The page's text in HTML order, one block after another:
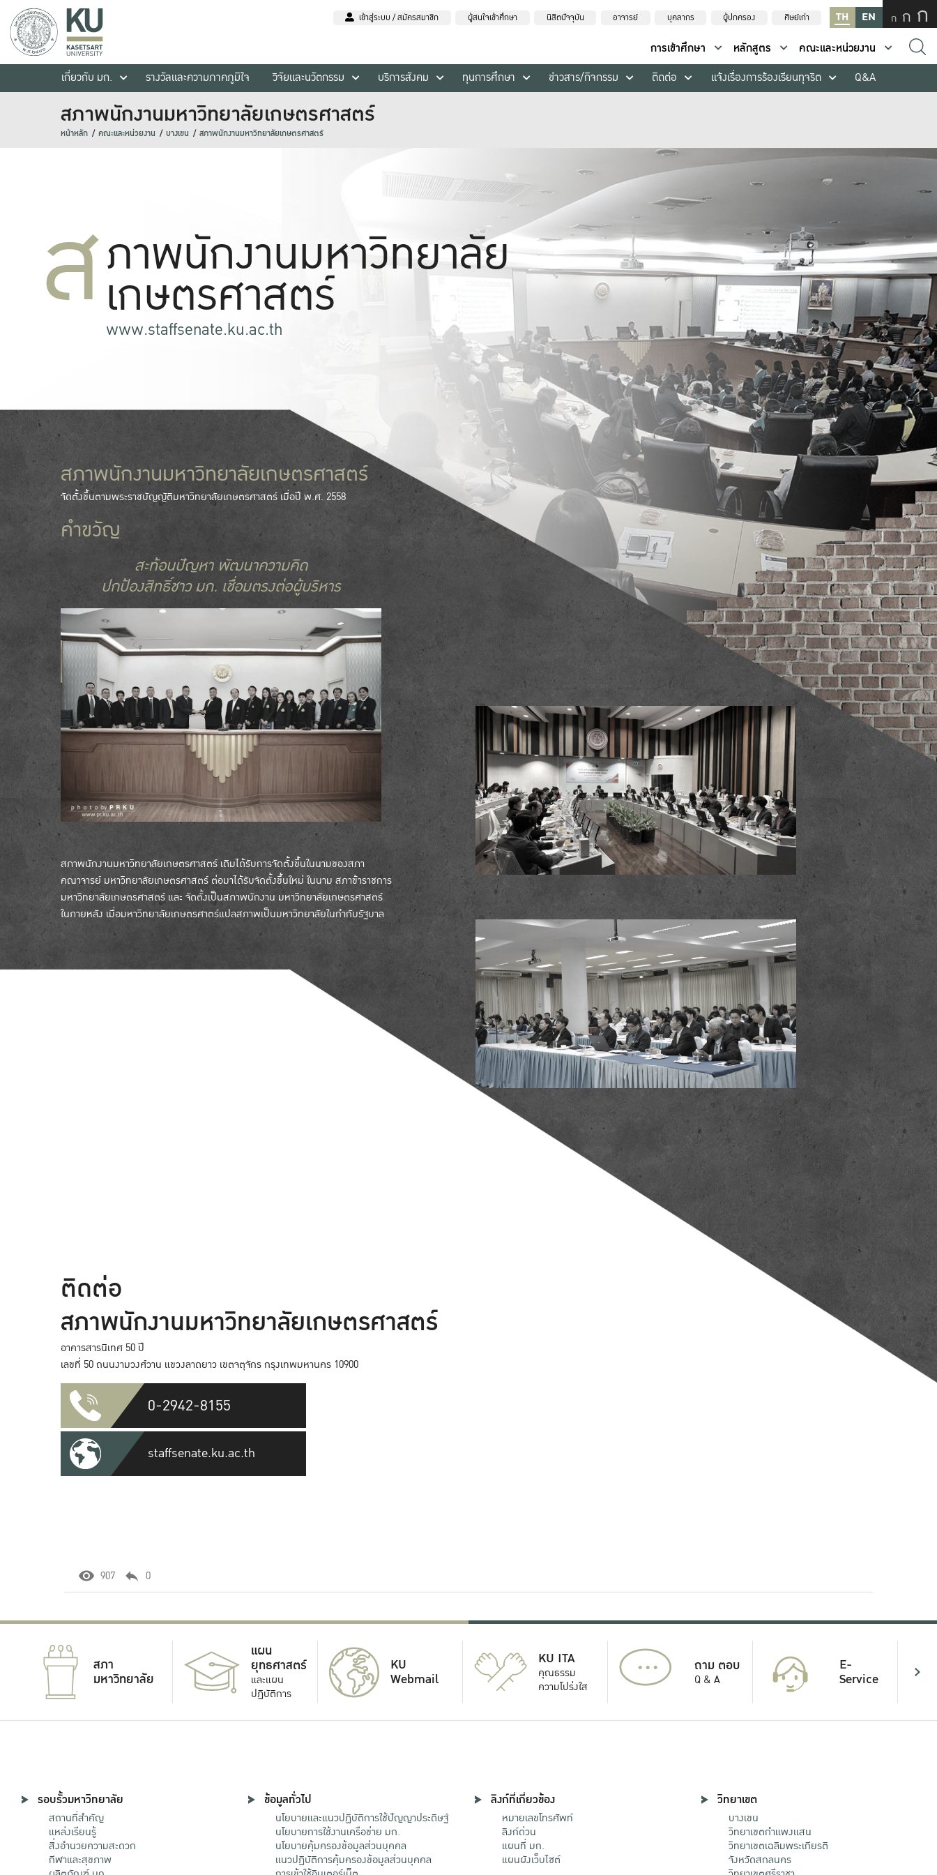
เข้าสู่ระบบ / สมัครสมาชิก ผู้สนใจเข้าศึกษา นิสิตปัจจุบัน อาจารย์ บุคลากร ผู้ปกครอง ศิษย์เก่า TH EN ก ก ก
การเข้าศึกษา หลักสูตร
คณะและหน่วยงาน
เกี่ยวกับ มก.
รางวัลและความภาคภูมิใจ วิจัยและนวัตกรรม บริการสังคม ทุนการศึกษา ข่าวสาร/กิจกรรม ติดต่อ แจ้งเรื่องการร้องเรียนทุจริต Q&A
สภาพนักงานมหาวิทยาลัยเกษตรศาสตร์
หน้าหลัก คณะและหน่วยงาน บางเขน สภาพนักงานมหาวิทยาลัยเกษตรศาสตร์
สภาพนักงานมหาวิทยาลัย
เกษตรศาสตร์
www.staffsenate.ku.ac.th
สภาพนักงานมหาวิทยาลัยเกษตรศาสตร์
จัดตั้งขึ้นตามพระราชบัญญัติมหาวิทยาลัยเกษตรศาสตร์ เมื่อปี พ.ศ. 2558
คำขวัญ
สะท้อนปัญหา พัฒนาความคิด
ปกป้องสิทธิ์ชาว มก. เชื่อมตรงต่อผู้บริหาร
สภาพนักงานมหาวิทยาลัยเกษตรศาสตร์ เดิมได้รับการจัดตั้งขึ้นในนามของสภา
คณาจารย์ มหาวิทยาลัยเกษตรศาสตร์ ต่อมาได้รับจัดตั้งขึ้นใหม่ ในนาม สภาข้าราชการ
มหาวิทยาลัยเกษตรศาสตร์ และ จัดตั้งเป็นสภาพนักงาน มหาวิทยาลัยเกษตรศาสตร์
ในภายหลัง เมื่อมหาวิทยาลัยเกษตรศาตร์แปลสภาพเป็นมหาวิทยาลัยในกำกับรัฐบาล
ติดต่อ
สภาพนักงานมหาวิทยาลัยเกษตรศาสตร์
อาคารสารนิเทศ 50 ปี
เลขที่ 50 ถนนงามวงศ์วาน แขวงลาดยาว เขตจตุจักร กรุงเทพมหานคร 10900
0-2942-8155
staffsenate.ku.ac.th
907 0
สภา
มหาวิทยาลัย
แผน
ยุทธศาสตร์
และแผน
ปฏิบัติการ
KU
Webmail
KU ITA
คุณธรรม
ความโปร่งใส
... ถาม ตอบ
Q & A
E-
Service
รอบรั้วมหาวิทยาลัย
สถานที่สำคัญ
แหล่งเรียนรู้
สิ่งอำนวยความสะดวก
กีฬาและสุขภาพ
ข้อมูลทั่วไป
นโยบายและแนวปฏิบัติการใช้ปัญญาประดิษฐ์
นโยบายการใช้งานเครือข่าย มก.
นโยบายคุ้มครองข้อมูลส่วนบุคคล
แนวปฏิบัติการคุ้มครองข้อมูลส่วนบุคคล
ลิงก์ที่เกี่ยวข้อง
หมายเลขโทรศัพท์
ลิงก์ด่วน
แผนที่ มก.
แผนผังเว็บไซต์
วิทยาเขต
บางเขน
วิทยาเขตกําแพงแสน
วิทยาเขตเฉลิมพระเกียรติ
จังหวัดสกลนคร